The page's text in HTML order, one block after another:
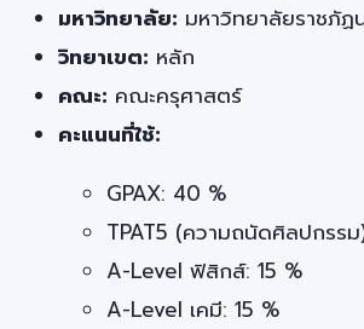
มหาวิทยาลัย: มหาวิทยาลัยราชภัฏ
วิทยาเขต: หลัก
คณะ: คณะครุศาสตร์
คะแนนที่ใช้:
GPAX: 40 %
TPAT5 (ความถนัดศิลปกรรม
A-Level ฟิสิกส์: 15 %
A-Level เคมี: 15 %